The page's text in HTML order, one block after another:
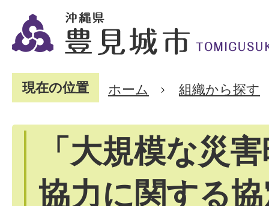
現在の位置 ホーム 組織から探す
「大規模な災
協力に関する